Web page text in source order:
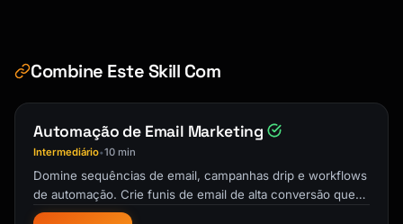
[CTA: question or action]
[Line break]
[3-5 relevant hashtags]
### Twitter/X Thread
Combine Este Skill Com
Automação de Email Marketing
Intermediário•10 min
Domine sequências de email, campanhas drip e workflows
de automação. Crie funis de email de alta conversão que
nutrem e vendem. Email que …